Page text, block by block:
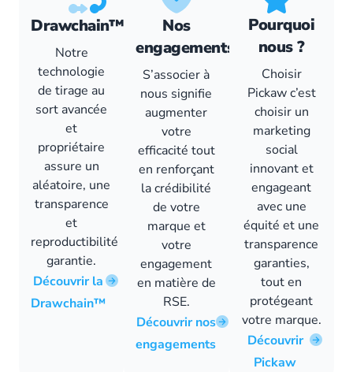
Drawchain™
Notre
technologie
de tirage au
sort avancée
et
propriétaire
assure un
aléatoire, une
transparence
et
reproductibilité
garantie.
Découvrir la
Drawchain™
Nos
engagements
S’associer à
nous signifie
augmenter
votre
efficacité tout
en renforçant
la crédibilité
de votre
marque et
votre
engagement
en matière de
RSE.
Découvrir nos
engagements
Pourquoi
nous ?
Choisir
Pickaw c’est
choisir un
marketing
social
innovant et
engageant
avec une
équité et une
transparence
garanties,
tout en
protégeant
votre marque.
Découvrir
Pickaw